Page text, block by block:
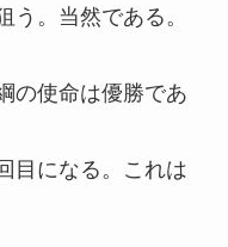
う。当然である。
の使命は優勝であ
目になる。これは